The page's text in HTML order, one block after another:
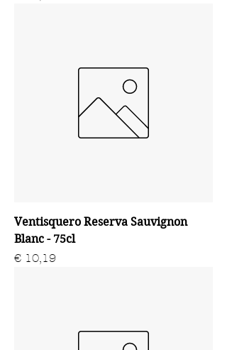
Ventisquero Reserva Sauvignon
Blanc - 75cl
Prijs
€ 10,19